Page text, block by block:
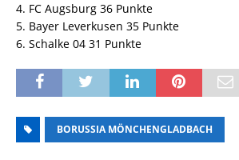
4. FC Augsburg 36 Punkte
5. Bayer Leverkusen 35 Punkte
6. Schalke 04 31 Punkte
BORUSSIA MÖNCHENGLADBACH